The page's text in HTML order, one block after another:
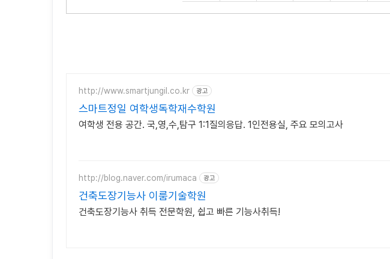
http://www.smartjungil.co.kr 광고
스마트정일 여학생독학재수학원
여학생 전용 공간. 국,영,수,탐구 1:1질의응답. 1인전용실, 주요 모의고사
http://blog.naver.com/irumaca 광고
건축도장기능사 이룸기술학원
건축도장기능사 취득 전문학원, 쉽고 빠른 기능사취득!